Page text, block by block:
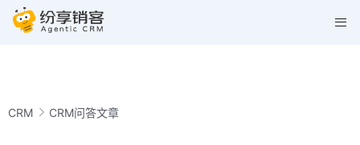
CRM CRM问答文章